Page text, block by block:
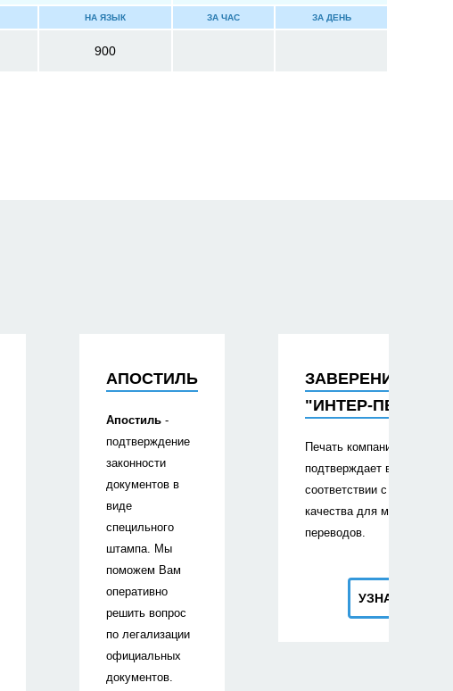
НА ЯЗЫК ЗА ЧАС ЗА ДЕНЬ
900
АПОСТИЛЬ
Апостиль -
подтверждение
законности
документов в
виде
специльного
штампа. Мы
поможем Вам
оперативно
решить вопрос
по легализации
официальных
документов.
ЗАВЕРЕНИЕ
"ИНТЕР-
Печать компании «Интер-
подтверждает
соответствии с
качества для
переводов.
УЗНАТЬ